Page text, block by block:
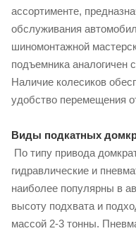
ассортименте,
обслуживания
шиномонтажной
подъемника аналогичен
Наличие колесиков
удобство перемещения
Виды подкатных
По типу привода
гидравлические и
наиболее популярны в
высоту подхвата и
массой 2-3 тонны.